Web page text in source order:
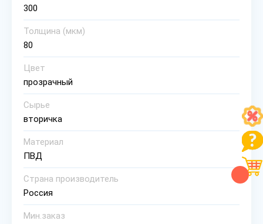
300
Толщина (мкм)
80
Цвет
прозрачный
Сырье
вторичка
Материал
ПВД
Страна производитель
Россия
Мин.заказ